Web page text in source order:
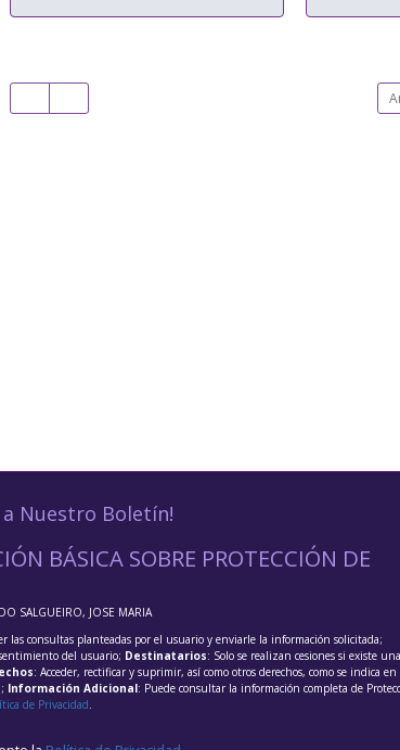
a Nuestro Boletín!
BÁSICA SOBRE PROTECCIÓN DE
SALGUEIRO, JOSE MARIA
las consultas planteadas por el usuario y enviarle la información solicitada;
del usuario; Destinatarios: Solo se realizan cesiones si existe una
: Acceder, rectificar y suprimir, así como otros derechos, como se indica en
Información Adicional: Puede consultar la información completa de
de Privacidad